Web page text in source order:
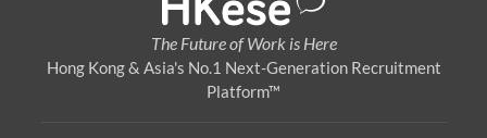
The Future of Work is Here
Hong Kong & Asia's No.1 Next-Generation Recruitment
Platform™